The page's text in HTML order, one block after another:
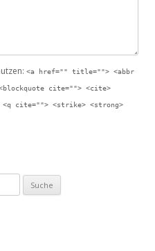
<a href="" title=""> <abbr
cite=""> <cite>
<q cite=""> <strike> <strong>